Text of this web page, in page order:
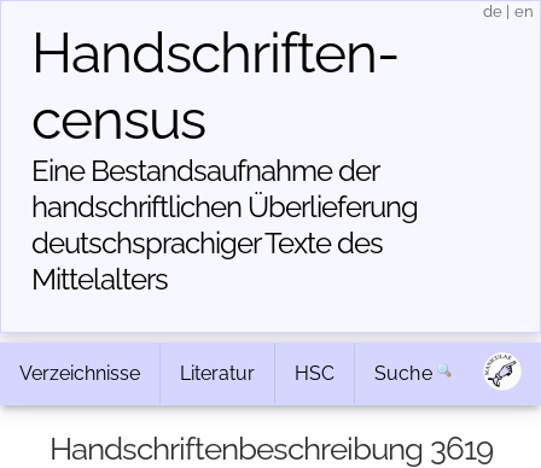
Handschriften­
census
Eine Bestandsaufnahme der
handschriftlichen Über­lieferung
deutschsprachiger Texte des
Mittelalters
de en
Verzeichnisse Literatur HSC Suche
Handschriftenbeschreibung 3619